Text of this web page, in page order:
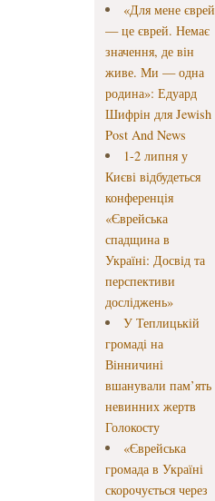
«Для мене єврей
— це єврей. Немає
значення, де він
живе. Ми — одна
родина»: Едуард
Шифрін для Jewish
Post And News
1-2 липня у
Києві відбудеться
конференція
«Єврейська
спадщина в
Україні: Досвід та
перспективи
досліджень»
У Теплицькій
громаді на
Вінничині
вшанували пам’ять
невинних жертв
Голокосту
«Єврейська
громада в Україні
скорочується через